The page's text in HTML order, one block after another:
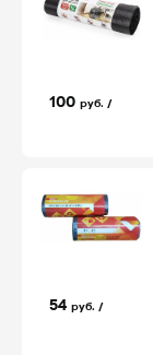
100 руб. /
54 руб. /